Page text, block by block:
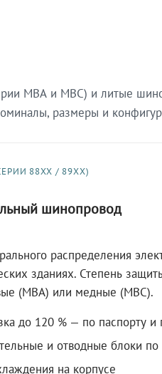
МВА и МВС) и литые
размеры и
88XX / 89XX)
шинопровод
распределения
зданиях. Степень
(МВА) или медные (МВС).
до 120 % — по паспорту и
и отводные блоки по
на корпусе